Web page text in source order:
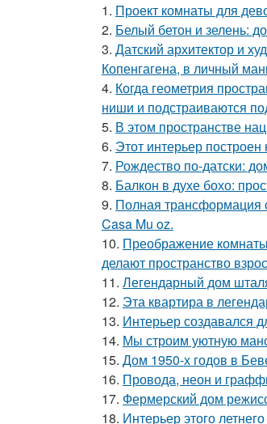
1. Проект комнаты для
2. Белый бетон и зелень:
3. Датский архитектор и
Копенгагена, в личный
4. Когда геометрия
ниши и подстраиваются
5. В этом пространстве
6. Этот интерьер
7. Рождество по-датски:
8. Балкон в духе бохо:
9. Полная трансформация
Casa Mu oz.
10. Преображение
делают пространство
11. Легендарный дом
12. Эта квартира в
13. Интерьер создавался
14. Мы строим уютную
15. Дом 1950-х годов в
16. Провода, неон и
17. Фермерский дом
18. Интерьер этого